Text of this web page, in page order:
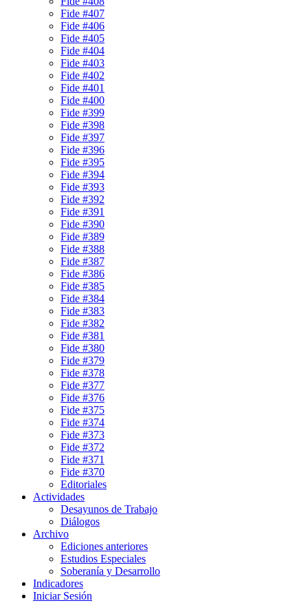
Fide #407
Fide #406
Fide #405
Fide #404
Fide #403
Fide #402
Fide #401
Fide #400
Fide #399
Fide #398
Fide #397
Fide #396
Fide #395
Fide #394
Fide #393
Fide #392
Fide #391
Fide #390
Fide #389
Fide #388
Fide #387
Fide #386
Fide #385
Fide #384
Fide #383
Fide #382
Fide #381
Fide #380
Fide #379
Fide #378
Fide #377
Fide #376
Fide #375
Fide #374
Fide #373
Fide #372
Fide #371
Fide #370
Editoriales
Actividades
Desayunos de Trabajo
Diálogos
Archivo
Ediciones anteriores
Estudios Especiales
Soberanía y Desarrollo
Indicadores
Iniciar Sesión